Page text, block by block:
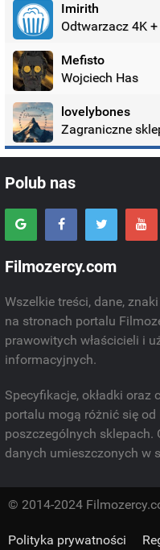
Imirith
Odtwarzacz 4K
Mefisto
Wojciech Has
lovelybones
Zagraniczne
Polub nas
Filmozercy.com
Wszelkie treści, dane,
na stronach portalu
prawowitych właścicieli i
informacyjnych.
Specyfikacje, okładki oraz
portalu mogą różnić się
poszczególnych sklepach.
danych umieszczonych w
© 2014-2024
Polityka prywatności